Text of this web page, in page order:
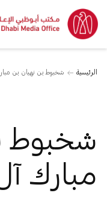
الرئيسية شخبوط بن نهيان بن
شخبوط
مبارك